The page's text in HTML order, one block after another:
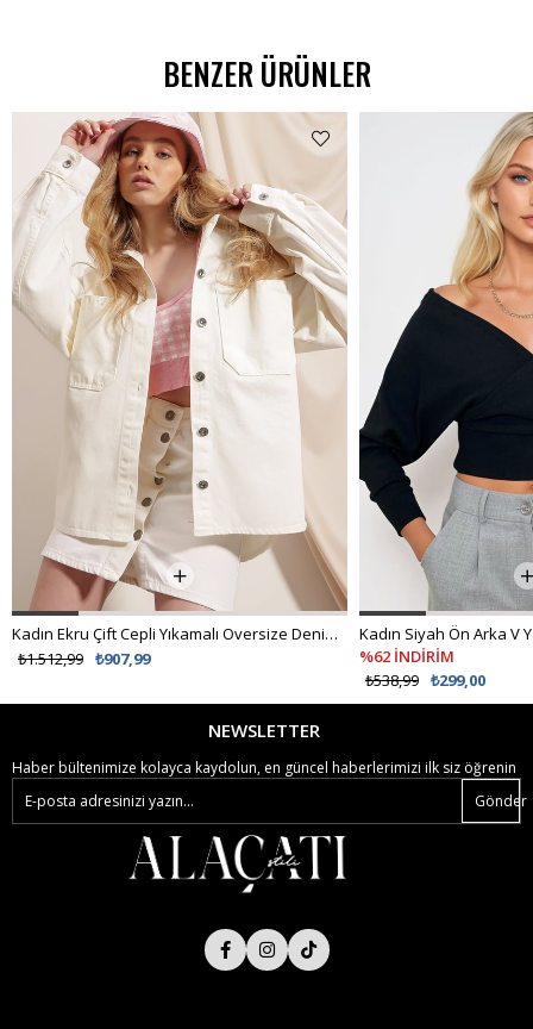
BENZER ÜRÜNLER
Kadın Ekru Çift Cepli Yıkamalı Oversize Denim Ceket ALC-X8152
₺907,99
₺1.512,99
%62 İNDİRİM
₺299,00
₺538,99
NEWSLETTER
Haber bültenimize kolayca kaydolun, en güncel haberlerimizi ilk siz öğrenin
Gönder